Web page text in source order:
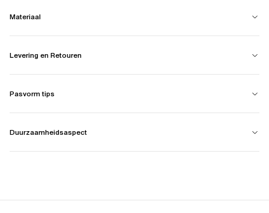
Materiaal
Levering en Retouren
Pasvorm tips
Duurzaamheidsaspect